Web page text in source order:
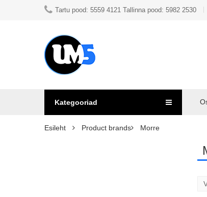
Tartu pood: 5559 4121 Tallinna pood: 5982 2530
Kategooriad
Esileht Product brands Morre